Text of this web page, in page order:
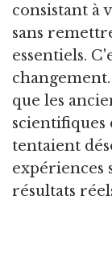
consistant à
sans
essentiels.
que les
scientifiques
tentaient
expériences
résultats